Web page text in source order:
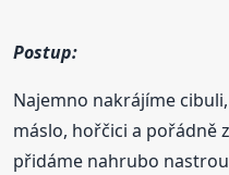
Postup:
Najemno nakrájíme
máslo, hořčici a pořádně
přidáme nahrubo